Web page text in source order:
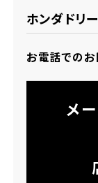
お問い合わせ
ホンダドリ
お電話での
メ
福島県
ホンダド
ホンダド
神奈川県
ホンダド
ホンダ
岐阜県
ホンダド
ホンダ
徳島県
ホンダド
香川県
ホンダド